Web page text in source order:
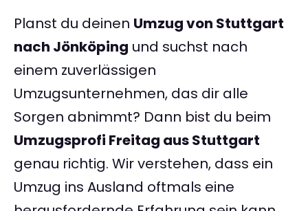
Planst du deinen Umzug von Stuttgart
nach Jönköping und suchst nach
einem zuverlässigen
Umzugsunternehmen, das dir alle
Sorgen abnimmt? Dann bist du beim
Umzugsprofi Freitag aus Stuttgart
genau richtig. Wir verstehen, dass ein
Umzug ins Ausland oftmals eine